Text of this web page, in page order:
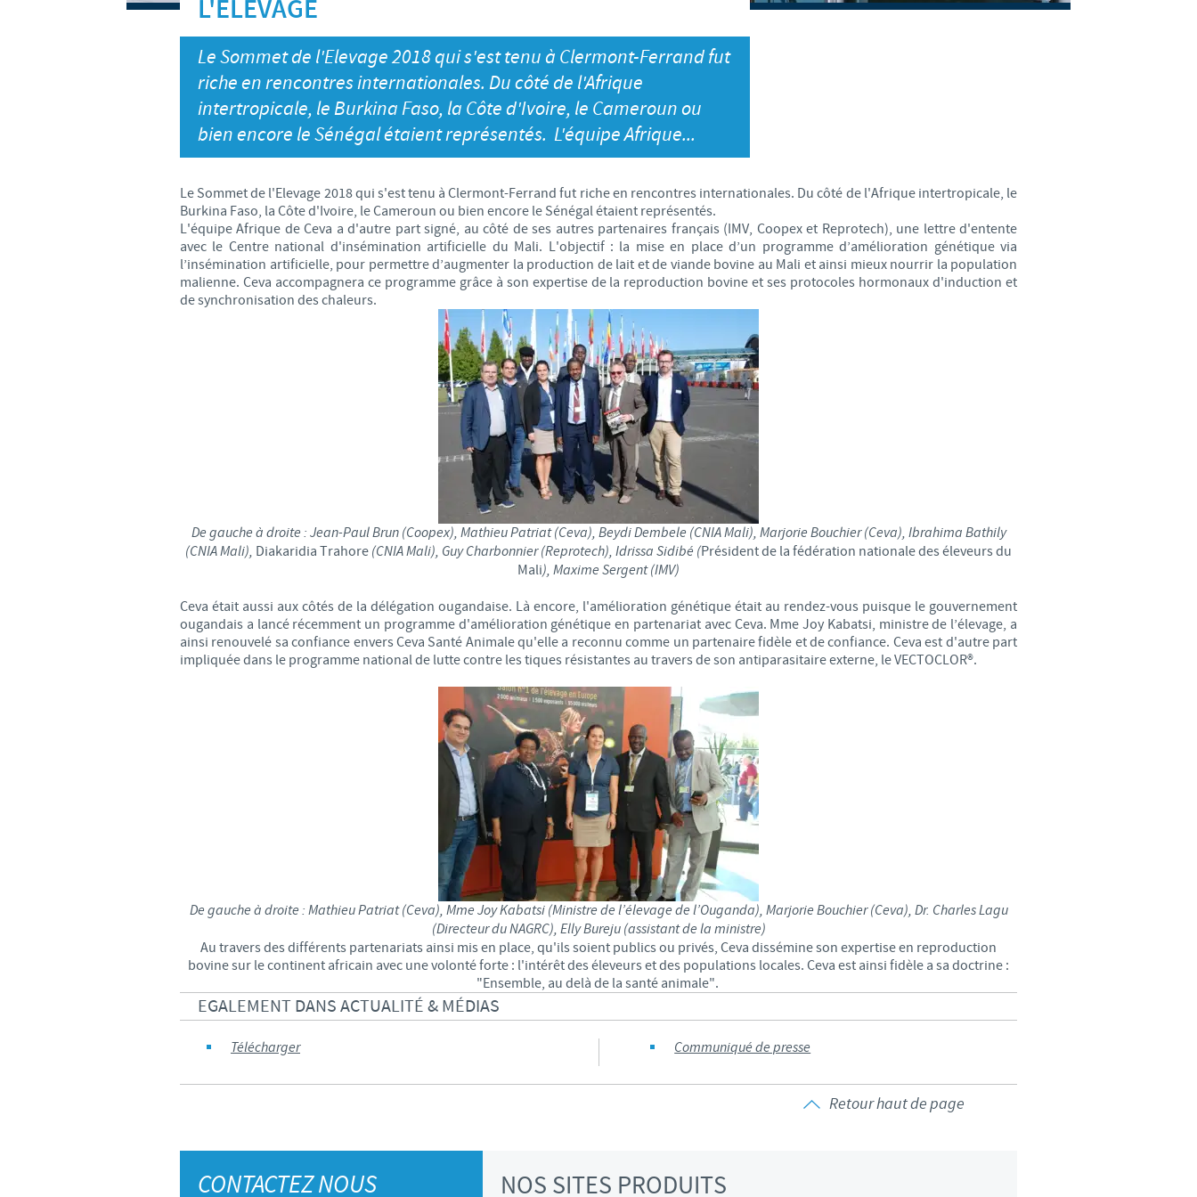
Bulgaria
Canada (EN)
Chile
China
Colombia
Denmark
Egypt
Korea
Malaysia
Middle East
Netherlands
Peru
Philippines
Sweden
United Kingdom
Vous quittez le site pays pour accéder à un autre site du groupe.
Les contraintes réglementaires et les pratiques médicales varient d'un pays à un autre. En
conséquence, les informations disponibles du site sur lequel vous entrez pourraient ne pas être
pertinente à l'usage dans votre pays.
L'ELEVAGE
Le Sommet de l'Elevage 2018 qui s'est tenu à Clermont-Ferrand fut
riche en rencontres internationales. Du côté de l'Afrique
intertropicale, le Burkina Faso, la Côte d'Ivoire, le Cameroun ou
bien encore le Sénégal étaient représentés. L'équipe Afrique...
Le Sommet de l'Elevage 2018 qui s'est tenu à Clermont-Ferrand fut riche en rencontres internationales. Du côté de l'Afrique intertropicale, le
Burkina Faso, la Côte d'Ivoire, le Cameroun ou bien encore le Sénégal étaient représentés.
L'équipe Afrique de Ceva a d'autre part signé, au côté de ses autres partenaires français (IMV, Coopex et Reprotech), une lettre d'entente
avec le Centre national d'insémination artificielle du Mali. L'objectif : la mise en place d’un programme d’amélioration génétique via
l’insémination artificielle, pour permettre d’augmenter la production de lait et de viande bovine au Mali et ainsi mieux nourrir la population
malienne. Ceva accompagnera ce programme grâce à son expertise de la reproduction bovine et ses protocoles hormonaux d'induction et
de synchronisation des chaleurs.
De gauche à droite : Jean-Paul Brun (Coopex), Mathieu Patriat (Ceva), Beydi Dembele (CNIA Mali), Marjorie Bouchier (Ceva), Ibrahima Bathily
(CNIA Mali), Diakaridia Trahore (CNIA Mali), Guy Charbonnier (Reprotech), Idrissa Sidibé (Président de la fédération nationale des éleveurs du
Mali), Maxime Sergent (IMV)
Ceva était aussi aux côtés de la délégation ougandaise. Là encore, l'amélioration génétique était au rendez-vous puisque le gouvernement
ougandais a lancé récemment un programme d'amélioration génétique en partenariat avec Ceva. Mme Joy Kabatsi, ministre de l’élevage, a
ainsi renouvelé sa confiance envers Ceva Santé Animale qu'elle a reconnu comme un partenaire fidèle et de confiance. Ceva est d'autre part
impliquée dans le programme national de lutte contre les tiques résistantes au travers de son antiparasitaire externe, le VECTOCLOR®.
De gauche à droite : Mathieu Patriat (Ceva), Mme Joy Kabatsi (Ministre de l’élevage de l’Ouganda), Marjorie Bouchier (Ceva), Dr. Charles Lagu
(Directeur du NAGRC), Elly Bureju (assistant de la ministre)
Au travers des différents partenariats ainsi mis en place, qu'ils soient publics ou privés, Ceva dissémine son expertise en reproduction
bovine sur le continent africain avec une volonté forte : l'intérêt des éleveurs et des populations locales. Ceva est ainsi fidèle a sa doctrine :
"Ensemble, au delà de la santé animale".
EGALEMENT DANS ACTUALITÉ & MÉDIAS
Télécharger Communiqué de presse
Retour haut de page
CONTACTEZ NOUS NOS SITES PRODUITS